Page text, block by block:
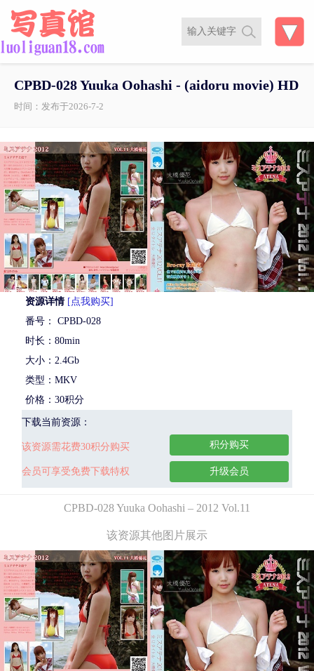
CPBD-028 Yuuka Oohashi - (aidoru movie) HD
时间：发布于2026-7-2
资源详情 [点我购买]
番号： CPBD-028
时长：80min
大小：2.4Gb
类型：MKV
价格：30积分
下载当前资源：
该资源需花费30积分购买
会员可享受免费下载特权
积分购买
升级会员
CPBD-028 Yuuka Oohashi – 2012 Vol.11
该资源其他图片展示